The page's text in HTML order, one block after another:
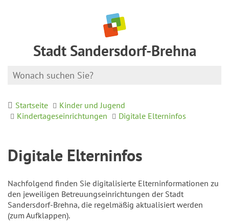
Stadt Sandersdorf-Brehna
Startseite
Kinder und Jugend
Kindertageseinrichtungen
Digitale Elterninfos
Digitale Elterninfos
Nachfolgend finden Sie digitalisierte Elterninformationen zu
den jeweiligen Betreuungseinrichtungen der Stadt
Sandersdorf-Brehna, die regelmäßig aktualisiert werden
(zum Aufklappen).